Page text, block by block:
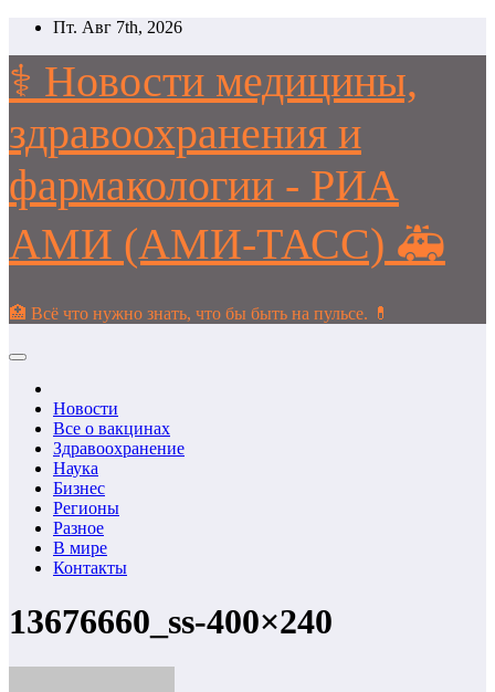
Перейти
содержимому
Пт. Авг 7th, 2026
⚕️ Новости медицины,
здравоохранения и
фармакологии - РИА
АМИ (АМИ-ТАСС) 🚑
🏥 Всё что нужно знать, что бы быть на пульсе. 💊
Новости
Все о вакцинах
Здравоохранение
Наука
Бизнес
Регионы
Разное
В мире
Контакты
13676660_ss-400×240